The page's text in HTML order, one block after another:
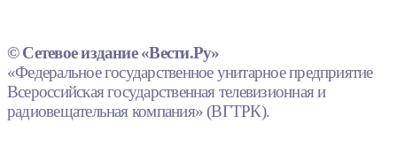
© Сетевое издание «Вести.Ру»
«Федеральное государственное унитарное предприятие
Всероссийская государственная телевизионная и
радиовещательная компания» (ВГТРК).